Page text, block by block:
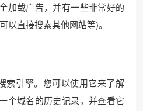
加载广告，并有一些非常好的
以直接搜索其他网站等)。
索引擎。您可以使用它来了解
个域名的历史记录，并查看它